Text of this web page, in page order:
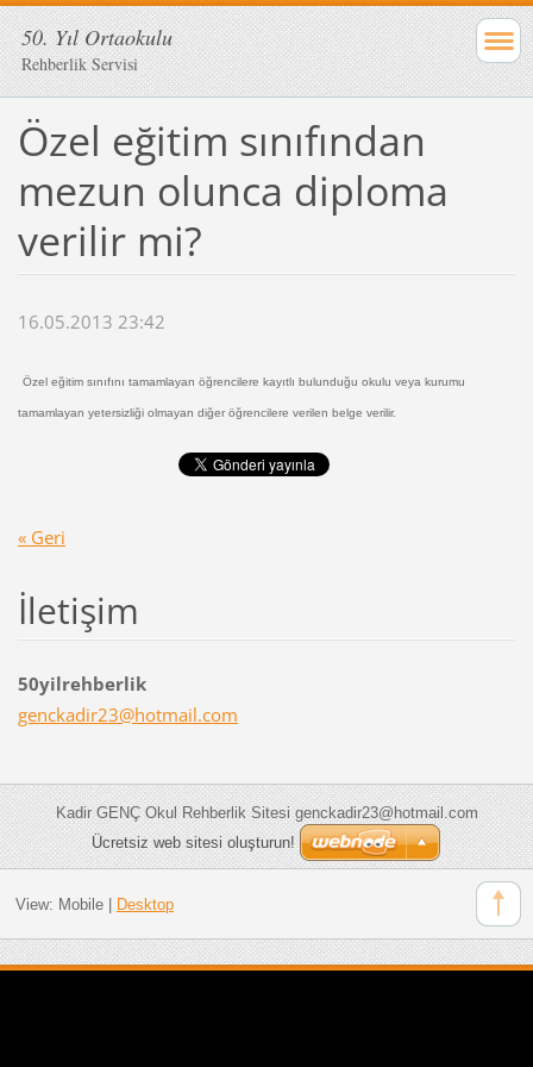
50. Yıl Ortaokulu
Rehberlik Servisi
Özel eğitim sınıfından
mezun olunca diploma
verilir mi?
16.05.2013 23:42
Özel eğitim sınıfını tamamlayan öğrencilere kayıtlı bulunduğu okulu veya kurumu
tamamlayan yetersizliği olmayan diğer öğrencilere verilen belge verilir.
« Geri
İletişim
50yilrehberlik
genckadir23@hotmail.com
Kadir GENÇ Okul Rehberlik Sitesi genckadir23@hotmail.com
Ücretsiz web sitesi oluşturun!
View: Mobile| Desktop